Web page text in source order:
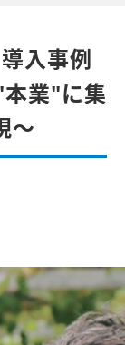
入事例
業"に集
～